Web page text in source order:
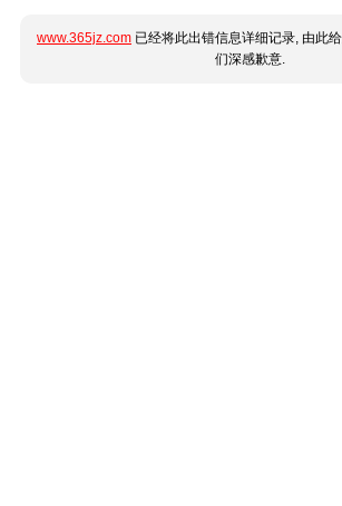
www.365jz.com 已经将此出错信息详细记录, 由此
们深感歉意.